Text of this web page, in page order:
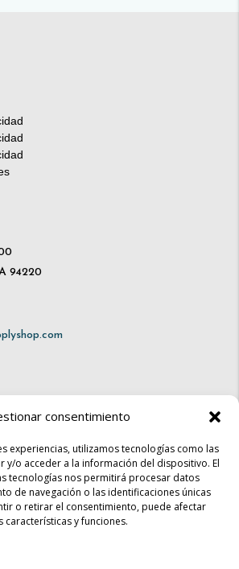
consentimiento
experiencias, utilizamos tecnologías como las
y/o acceder a la información del dispositivo. El
tecnologías nos permitirá procesar datos
de navegación o las identificaciones únicas
o retirar el consentimiento, puede afectar
características y funciones.
94220
8pm